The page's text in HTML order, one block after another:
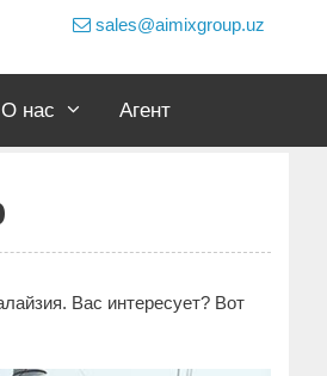
sales@aimixgroup.uz
О нас Агент
Вас интересует? Вот